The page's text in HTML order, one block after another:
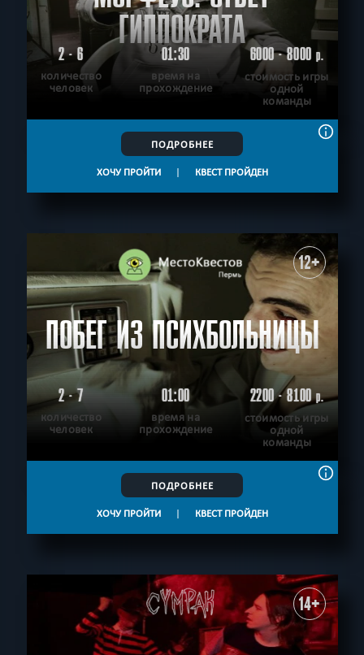
ГИППОКРАТА
2 - 6
количество
человек
01:30
время на
прохождение
6000 - 8000р.
стоимость игры
одной
команды
ПОДРОБНЕЕ
ХОЧУ ПРОЙТИ | КВЕСТ ПРОЙДЕН
12+
ПОБЕГ ИЗ ПСИХБОЛЬНИЦЫ
2 - 7
количество
человек
01:00
время на
прохождение
2200 - 8100р.
стоимость игры
одной
команды
ПОДРОБНЕЕ
ХОЧУ ПРОЙТИ | КВЕСТ ПРОЙДЕН
14+